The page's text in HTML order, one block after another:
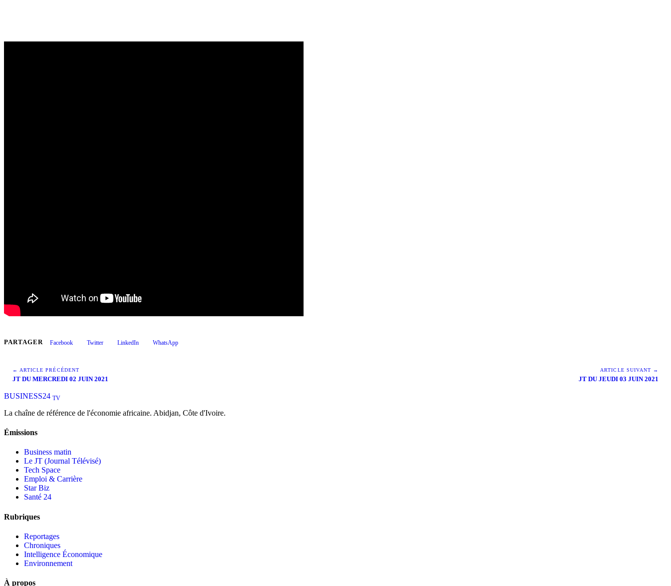
PARTAGER Facebook Twitter LinkedIn WhatsApp
← ARTICLE PRÉCÉDENT
JT DU MERCREDI 02 JUIN 2021
ARTICLE SUIVANT →
JT DU JEUDI 03 JUIN 2021
BUSINESS24 TV
La chaîne de référence de l'économie africaine. Abidjan, Côte d'Ivoire.
Émissions
Business matin
Le JT (Journal Télévisé)
Tech Space
Emploi & Carrière
Star Biz
Santé 24
Rubriques
Reportages
Chroniques
Intelligence Économique
Environnement
À propos